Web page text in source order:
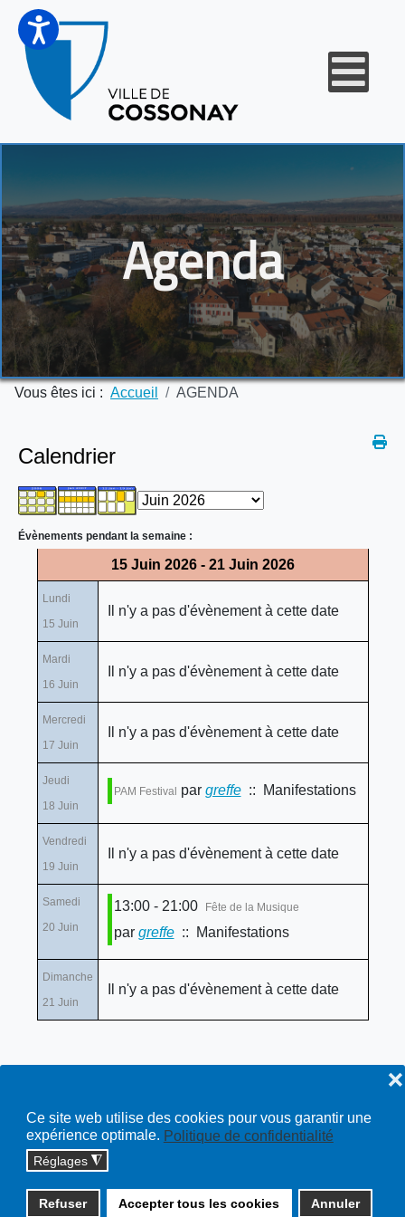
Ce site web utilise des cookies pour vous garantir une
expérience optimale. Politique de confidentialité
Réglages ◮
Refuser Accepter tous les cookies Annuler
❌
Agenda
Vous êtes ici : Accueil AGENDA
Calendrier
Évènements pendant la semaine :
15 Juin 2026 - 21 Juin 2026
Lundi
15 Juin
Il n'y a pas d'évènement à cette date
Mardi
16 Juin
Il n'y a pas d'évènement à cette date
Mercredi
17 Juin
Il n'y a pas d'évènement à cette date
Jeudi
18 Juin
PAM Festival par greffe:: Manifestations
Vendredi
19 Juin
Il n'y a pas d'évènement à cette date
Samedi
20 Juin
13:00 - 21:00 Fête de la Musique
par greffe:: Manifestations
Dimanche
21 Juin
Il n'y a pas d'évènement à cette date
Copyright © 2026 cossonay.ch - tous droits réservés | site :